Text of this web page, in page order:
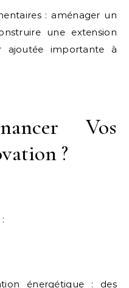
: aménager un
une extension
ajoutée importante à
Vos
?
énergétique : des